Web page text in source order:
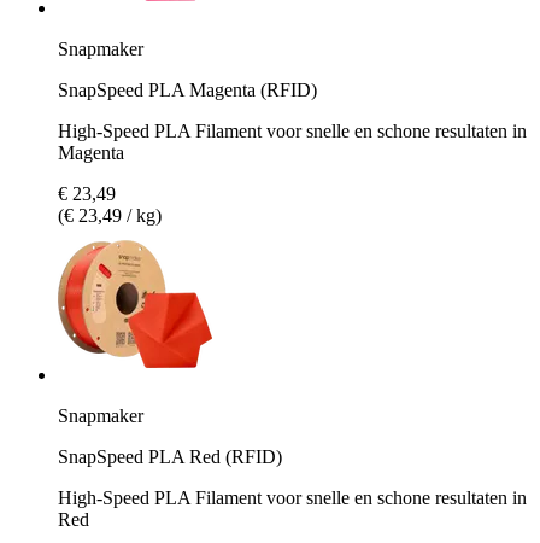
Snapmaker
SnapSpeed PLA Magenta (RFID)
High-Speed PLA Filament voor snelle en schone resultaten in
Magenta
€ 23,49
(€ 23,49 / kg)
Snapmaker
SnapSpeed PLA Red (RFID)
High-Speed PLA Filament voor snelle en schone resultaten in
Red